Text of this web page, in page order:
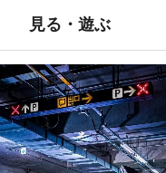
見る・遊ぶ